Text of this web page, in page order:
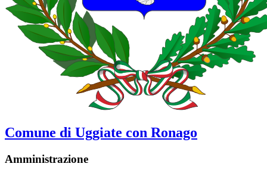
Comune di Uggiate con Ronago
Amministrazione